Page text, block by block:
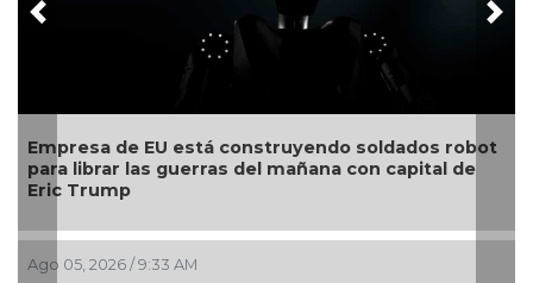
soldados robot
con capital de
Estudiante de la UV gana oro en la
competencia universitaria de
Jul 30, 2026 / 10:23 AM
Previous